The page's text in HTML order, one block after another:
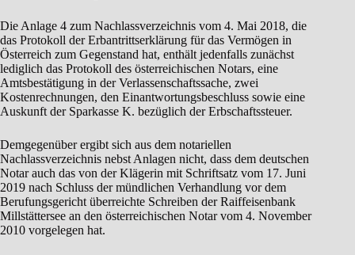
Die Anlage 4 zum Nachlassverzeichnis vom 4. Mai 2018, die
das Protokoll der Erbantrittserklärung für das Vermögen in
Österreich zum Gegenstand hat, enthält jedenfalls zunächst
lediglich das Protokoll des österreichischen Notars, eine
Amtsbestätigung in der Verlassenschaftssache, zwei
Kostenrechnungen, den Einantwortungsbeschluss sowie eine
Auskunft der Sparkasse K. bezüglich der Erbschaftssteuer.
Demgegenüber ergibt sich aus dem notariellen
Nachlassverzeichnis nebst Anlagen nicht, dass dem deutschen
Notar auch das von der Klägerin mit Schriftsatz vom 17. Juni
2019 nach Schluss der mündlichen Verhandlung vor dem
Berufungsgericht überreichte Schreiben der Raiffeisenbank
Millstättersee an den österreichischen Notar vom 4. November
2010 vorgelegen hat.